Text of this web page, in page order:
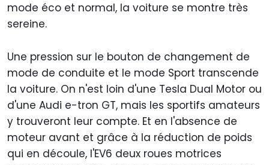
mode éco et normal, la voiture se montre très
sereine.
Une pression sur le bouton de changement de
mode de conduite et le mode Sport transcende
la voiture. On n'est loin d'une Tesla Dual Motor ou
d'une Audi e-tron GT, mais les sportifs amateurs
y trouveront leur compte. Et en l'absence de
moteur avant et grâce à la réduction de poids
qui en découle, l'EV6 deux roues motrices